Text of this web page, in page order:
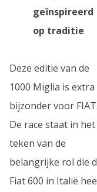
geïnspireerd
op traditie
Deze editie van de
1000 Miglia is extra
bijzonder voor FIAT.
De race staat in het
teken van de
belangrijke rol die
Fiat 600 in Italië